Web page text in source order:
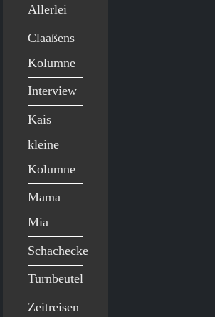
Allerlei
Claaßens
Kolumne
Interview
Kais
kleine
Kolumne
Mama
Mia
Schachecke
Turnbeutel
Zeitreisen